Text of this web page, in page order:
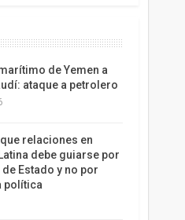
de Yemen a
ataque a petrolero
relaciones en
debe guiarse por
Estado y no por
política